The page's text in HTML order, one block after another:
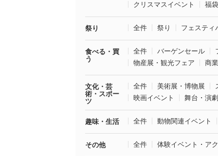
クリスマスイベント
福
祭り 全件 祭り フェスティ
食べる・買
う
全件 バーゲンセール
物産展・観光フェア
商
文化・芸
術・スポー
ツ
全件 美術展・博物展
映画イベント
舞台・演劇
趣味・生活 全件 動物関連イベント
その他 全件 体験イベント・ア